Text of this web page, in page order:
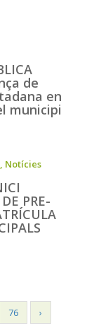
de
en
municipi
, Notícies
PRE-
76
›